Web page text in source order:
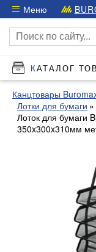
Меню
КАТАЛОГ
Канцтовары
Лотки для бумаги
Лоток для бумаги
350x300x310мм